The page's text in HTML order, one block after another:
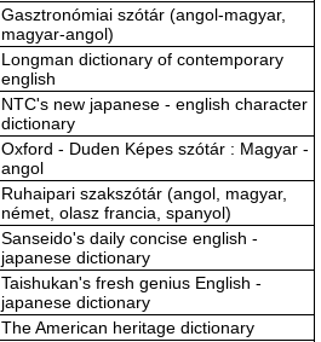
Gasztronómiai szótár (angol-magyar,
magyar-angol)
Longman dictionary of contemporary
english
NTC's new japanese - english character
dictionary
Oxford - Duden Képes szótár : Magyar -
angol
Ruhaipari szakszótár (angol, magyar,
német, olasz francia, spanyol)
Sanseido's daily concise english -
japanese dictionary
Taishukan's fresh genius English -
japanese dictionary
The American heritage dictionary